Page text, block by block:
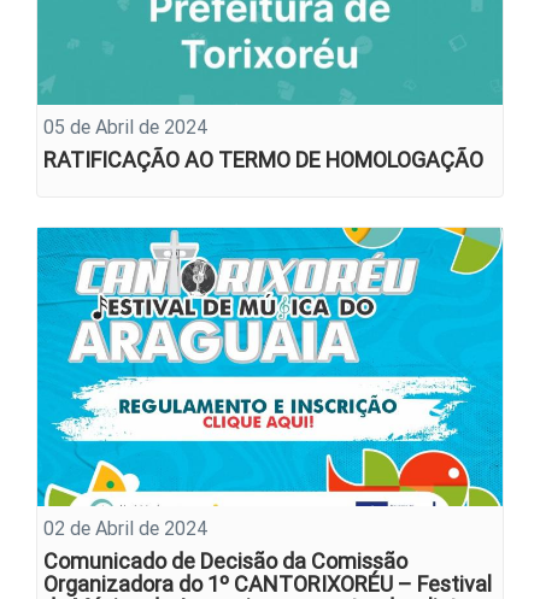
05 de Abril de 2024
RATIFICAÇÃO AO TERMO DE HOMOLOGAÇÃO
02 de Abril de 2024
Comunicado de Decisão da Comissão
Organizadora do 1º CANTORIXORÉU – Festival